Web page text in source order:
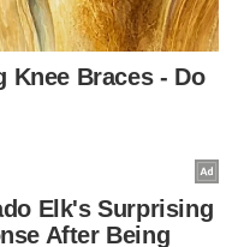
virus 'West Nile'